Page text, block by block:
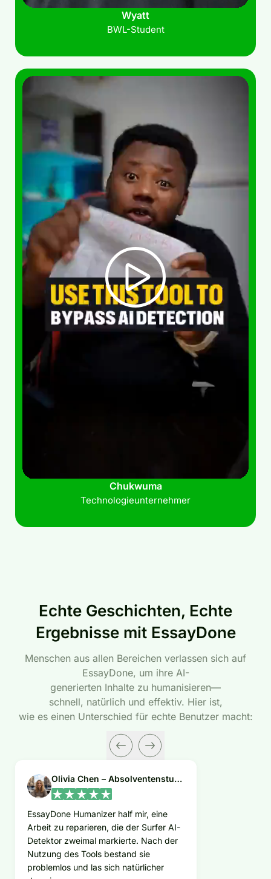
Wyatt
BWL-Student
Chukwuma
Technologieunternehmer
Echte Geschichten, Echte
Ergebnisse mit EssayDone
Menschen aus allen Bereichen verlassen sich auf
EssayDone, um ihre AI-
generierten Inhalte zu humanisieren—
schnell, natürlich und effektiv. Hier ist,
wie es einen Unterschied für echte Benutzer macht:
Olivia Chen – Absolventenstudentin
EssayDone Humanizer half mir, eine
Arbeit zu reparieren, die der Surfer AI-
Detektor zweimal markierte. Nach der
Nutzung des Tools bestand sie
problemlos und las sich natürlicher